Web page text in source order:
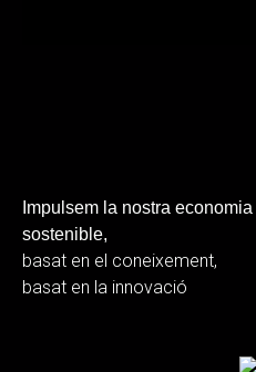
Impulsem la nostra economia
sostenible,
basat en el coneixement,
basat en la innovació